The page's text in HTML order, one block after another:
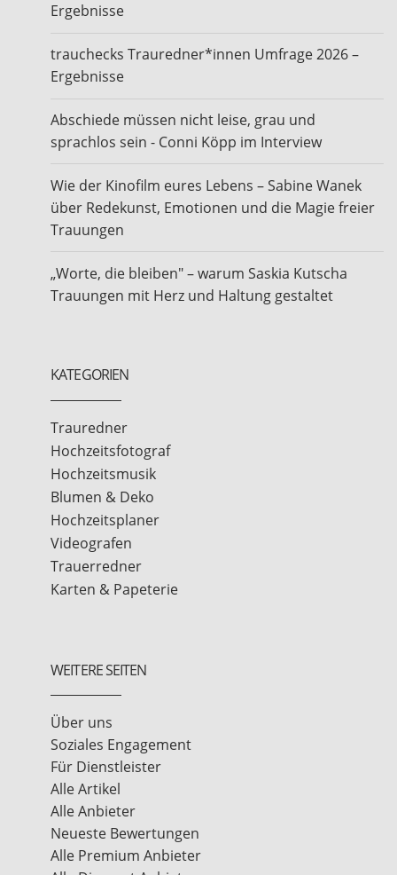
Ergebnisse
trauchecks Trauredner*innen Umfrage 2026 –
Ergebnisse
Abschiede müssen nicht leise, grau und
sprachlos sein - Conni Köpp im Interview
Wie der Kinofilm eures Lebens – Sabine Wanek
über Redekunst, Emotionen und die Magie freier
Trauungen
„Worte, die bleiben" – warum Saskia Kutscha
Trauungen mit Herz und Haltung gestaltet
KATEGORIEN
Trauredner
Hochzeitsfotograf
Hochzeitsmusik
Blumen & Deko
Hochzeitsplaner
Videografen
Trauerredner
Karten & Papeterie
WEITERE SEITEN
Über uns
Soziales Engagement
Für Dienstleister
Alle Artikel
Alle Anbieter
Neueste Bewertungen
Alle Premium Anbieter